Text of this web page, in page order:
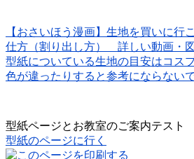
【おさいほう漫画】生地を買いに
仕方（割り出し方） 詳しい動画・
型紙についている生地の目安はコス
色が違ったりすると参考にならない
型紙ページとお教室のご案内テスト
型紙のページに行く